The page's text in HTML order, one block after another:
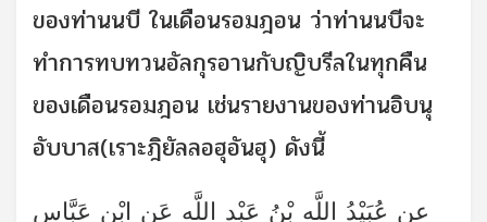
ของท่านนบี ในเดือนรอมฎอน ว่าท่านนบีจะ
ทำการทบทวนอัลกุรอานกับญิบรีลในทุกคืน
ของเดือนรอมฎอน เช่นรายงานของท่านอิบนุ
อับบาส(เราะฎิยัลลอฮุอันฮุ) ดังนี้
عن عُبَيْدُ اللَّهِ بْنُ عَبْدِ اللَّهِ عَنِ ابْنِ عَبَّاسٍ